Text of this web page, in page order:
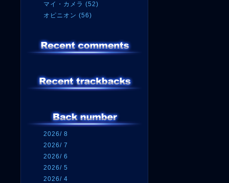
マイ・カメラ (52)
オピニオン (56)
2026/ 8
2026/ 7
2026/ 6
2026/ 5
2026/ 4